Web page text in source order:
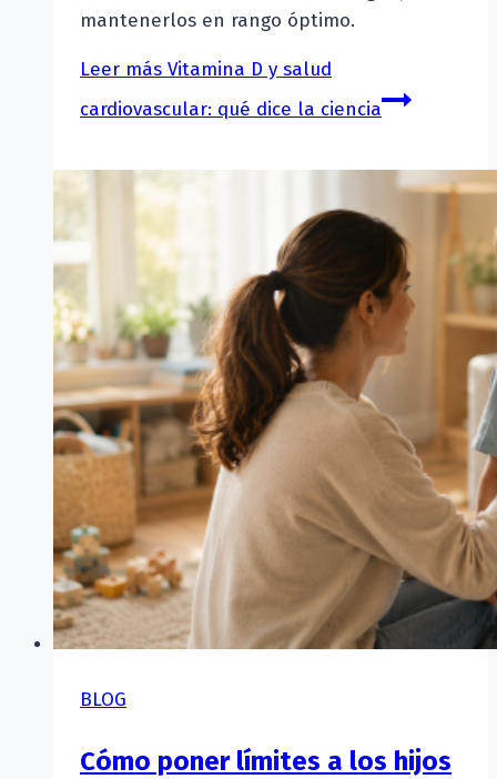
mantenerlos en rango óptimo.
Leer más Vitamina D y salud
cardiovascular: qué dice la ciencia
BLOG
Cómo poner límites a los hijos